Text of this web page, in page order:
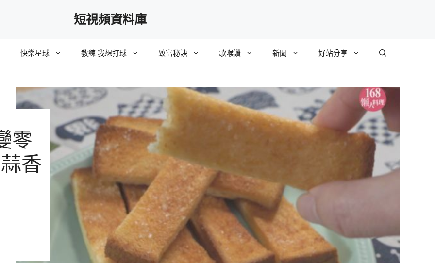
短視頻資料庫
快樂星球 教練 我想打球 致富秘訣 歌喉讚 新聞 好站分享
零
香